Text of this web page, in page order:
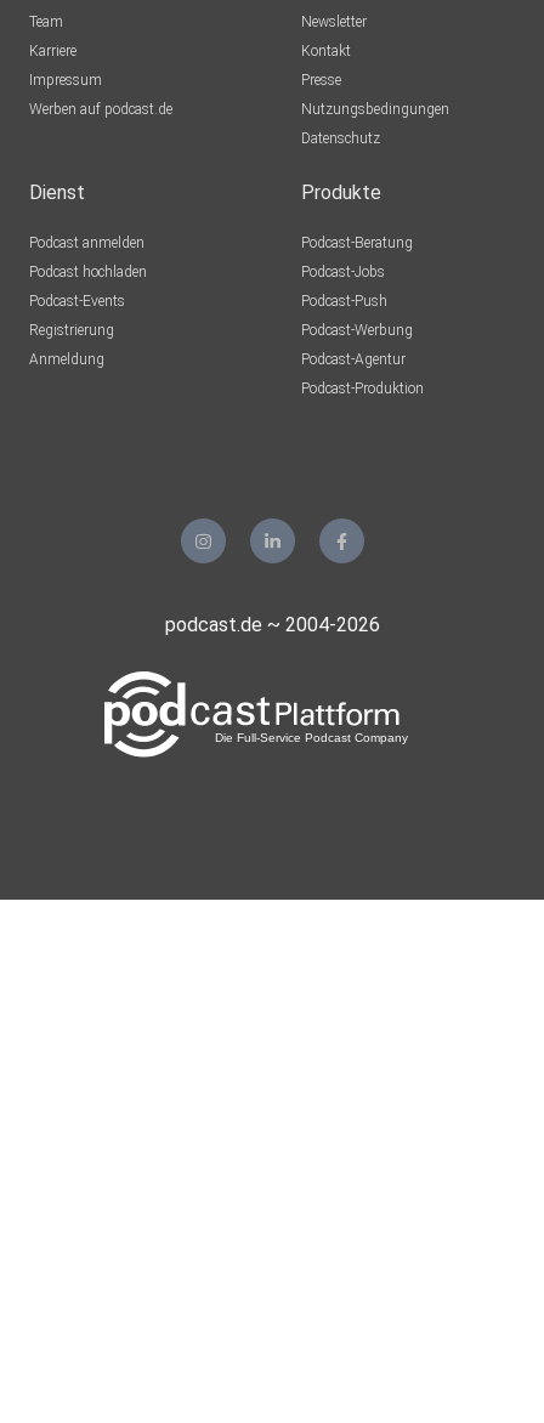
Team
Karriere
Impressum
Werben auf podcast.de
Newsletter
Kontakt
Presse
Nutzungsbedingungen
Datenschutz
Dienst
Podcast anmelden
Podcast hochladen
Podcast-Events
Registrierung
Anmeldung
Produkte
Podcast-Beratung
Podcast-Jobs
Podcast-Push
Podcast-Werbung
Podcast-Agentur
Podcast-Produktion
podcast.de ~ 2004-2026